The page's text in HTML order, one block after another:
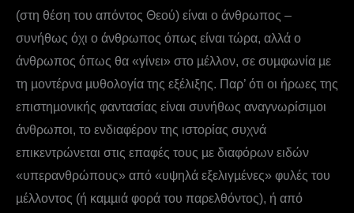
(στη θέση του απόντος Θεού) είναι ο άνθρωπος –
συνήθως όχι ο άνθρωπος όπως είναι τώρα, αλλά ο
άνθρωπος όπως θα «γίνει» στο µέλλον, σε συµφωνία µε
τη µοντέρνα µυθολογία της εξέλιξης. Παρ’ ότι οι ήρωες της
επιστηµονικής φαντασίας είναι συνήθως αναγνωρίσιµοι
άνθρωποι, το ενδιαφέρον της ιστορίας συχνά
επικεντρώνεται στις επαφές τους µε διαφόρων ειδών
«υπερανθρώπους» από «υψηλά εξελιγµένες» φυλές του
µέλλοντος (ή καµµιά φορά του παρελθόντος), ή από